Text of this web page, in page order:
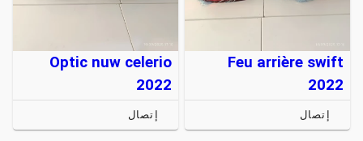
Feu arrière swift
2022
إتصال
Optic nuw celerio
2022
إتصال